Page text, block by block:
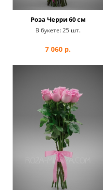
Роза Черри 60 см
В букете:25 шт.
7 060 р.